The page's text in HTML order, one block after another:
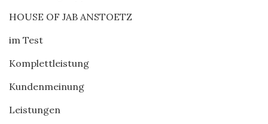
HOUSE OF JAB ANSTOETZ
im Test
Komplettleistung
Kundenmeinung
Leistungen